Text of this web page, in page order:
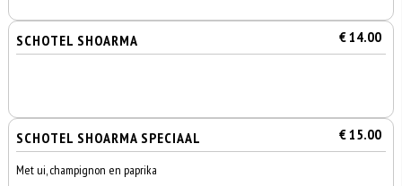
SCHOTEL SHOARMA € 14.00
SCHOTEL SHOARMA SPECIAAL € 15.00
Met ui, champignon en paprika